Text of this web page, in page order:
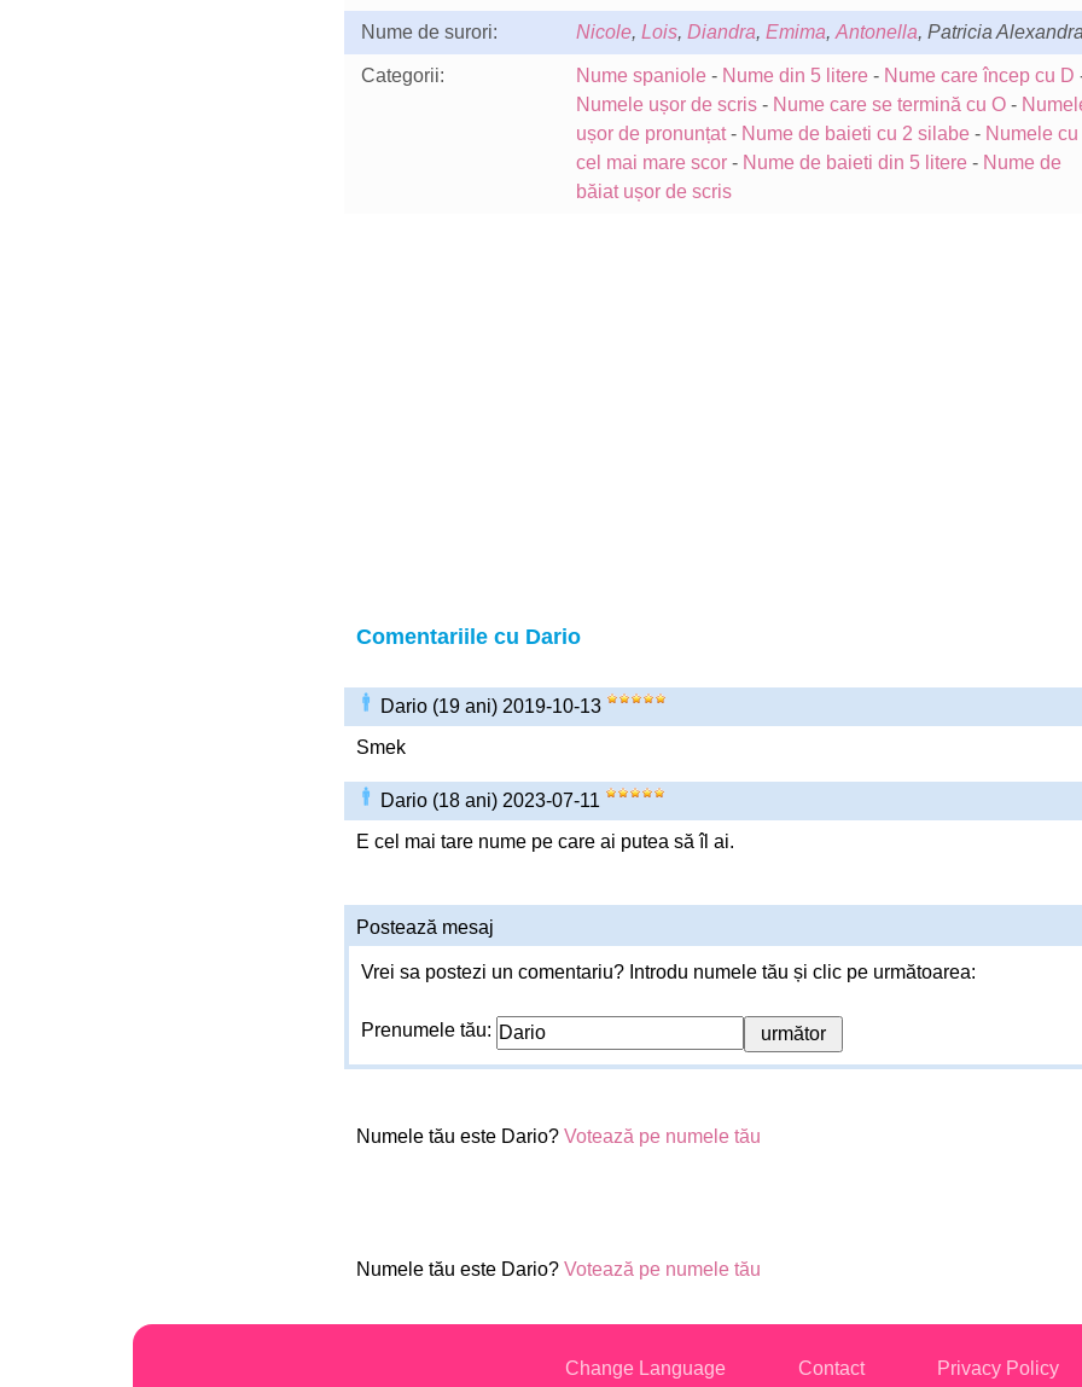
Nume de surori: Nicole, Lois, Diandra, Emima, Antonella, Patricia
Categorii: Nume spaniole- Nume din 5 litere- Nume care încep cu D
Numele ușor de scris- Nume care se termină cu O-
ușor de pronunțat- Nume de baieti cu 2 silabe- Numele cu
cel mai mare scor- Nume de baieti din 5 litere- Nume de
băiat ușor de scris
Comentariile cu Dario
Dario (19 ani) 2019-10-13
Smek
Dario (18 ani) 2023-07-11
E cel mai tare nume pe care ai putea să îl ai.
Postează mesaj
Vrei sa postezi un comentariu? Introdu numele tău și clic pe următoarea:
Prenumele tău:
Numele tău este Dario? Votează pe numele tău
Numele tău este Dario? Votează pe numele tău
Change Language Contact Privacy Policy